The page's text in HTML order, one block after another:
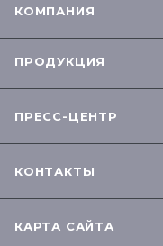
КОМПАНИЯ
ПРОДУКЦИЯ
ПРЕСС-ЦЕНТР
КОНТАКТЫ
КАРТА САЙТА